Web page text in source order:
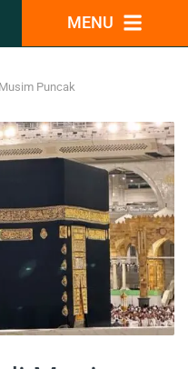
MENU
Puncak